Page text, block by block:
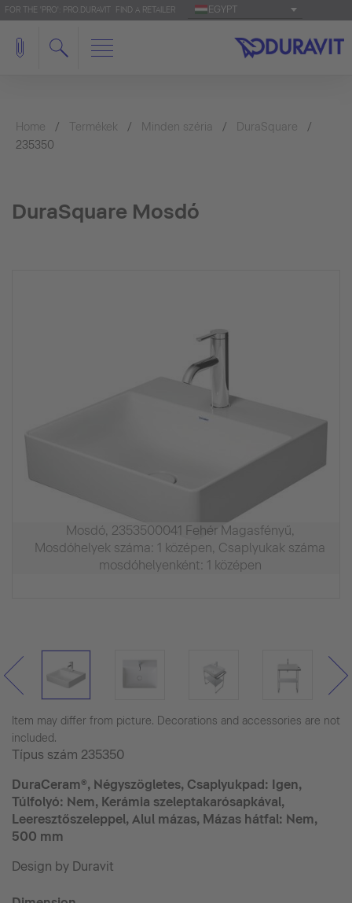
FOR THE 'PRO': PRO.DURAVIT FIND A RETAILER EGYPT
Home Termékek Minden széria
DuraSquare
235350
DuraSquare Mosdó
Mosdó, 2353500041 Fehér Magasfényű,
Mosdóhelyek száma: 1 középen, Csaplyukak száma
mosdóhelyenként: 1 középen
Item may differ from picture. Decorations and accessories are not
included.
Típus szám 235350
DuraCeram®, Négyszögletes, Csaplyukpad: Igen,
Túlfolyó: Nem, Kerámia szeleptakarósapkával,
Leeresztőszeleppel, Alul mázas, Mázas hátfal: Nem,
500 mm
Design by Duravit